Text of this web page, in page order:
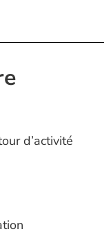
d’activité​